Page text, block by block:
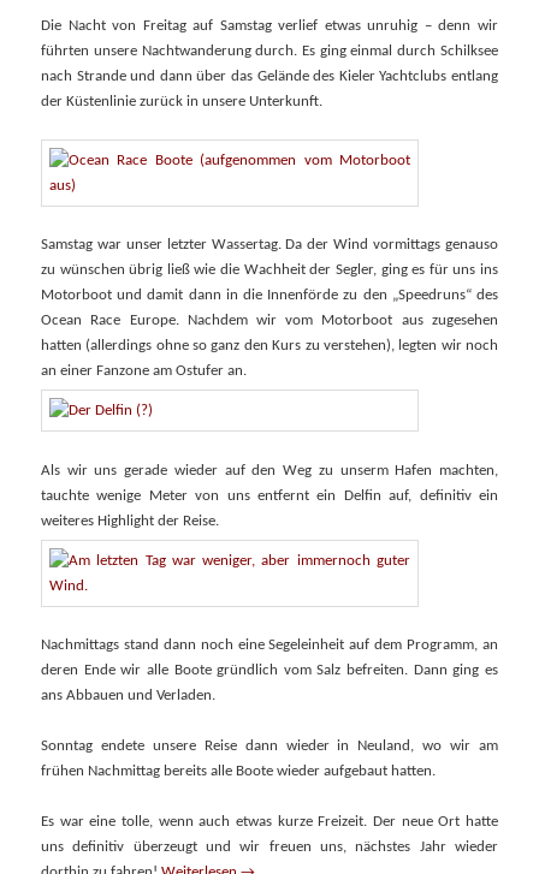
Die Nacht von Freitag auf Samstag verlief etwas unruhig – denn wir
führten unsere Nachtwanderung durch. Es ging einmal durch Schilksee
nach Strande und dann über das Gelände des Kieler Yachtclubs entlang
der Küstenlinie zurück in unsere Unterkunft.
Samstag war unser letzter Wassertag. Da der Wind vormittags genauso
zu wünschen übrig ließ wie die Wachheit der Segler, ging es für uns ins
Motorboot und damit dann in die Innenförde zu den „Speedruns“ des
Ocean Race Europe. Nachdem wir vom Motorboot aus zugesehen
hatten (allerdings ohne so ganz den Kurs zu verstehen), legten wir noch
an einer Fanzone am Ostufer an.
Als wir uns gerade wieder auf den Weg zu unserm Hafen machten,
tauchte wenige Meter von uns entfernt ein Delfin auf, definitiv ein
weiteres Highlight der Reise.
Nachmittags stand dann noch eine Segeleinheit auf dem Programm, an
deren Ende wir alle Boote gründlich vom Salz befreiten. Dann ging es
ans Abbauen und Verladen.
Sonntag endete unsere Reise dann wieder in Neuland, wo wir am
frühen Nachmittag bereits alle Boote wieder aufgebaut hatten.
Es war eine tolle, wenn auch etwas kurze Freizeit. Der neue Ort hatte
uns definitiv überzeugt und wir freuen uns, nächstes Jahr wieder